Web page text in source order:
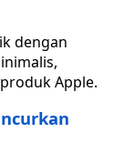
dengan
Apple.